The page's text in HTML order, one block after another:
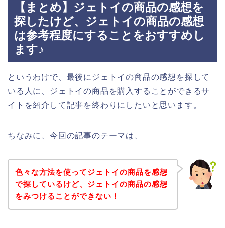
【まとめ】ジェトイの商品の感想を
探したけど、ジェトイの商品の感想
は参考程度にすることをおすすめし
ます♪
というわけで、最後にジェトイの商品の感想を探して
いる人に、ジェトイの商品を購入することができるサ
イトを紹介して記事を終わりにしたいと思います。
ちなみに、今回の記事のテーマは、
色々な方法を使ってジェトイの商品を感想
で探しているけど、ジェトイの商品の感想
をみつけることができない！